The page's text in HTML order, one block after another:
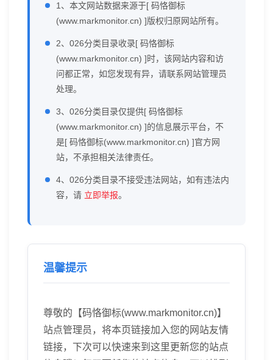
1、本文网站数据来源于[ 码恪御标
(www.markmonitor.cn) ]版权归原网站所有。
2、026分类目录收录[ 码恪御标
(www.markmonitor.cn) ]时，该网站内容和访
问都正常，如您发现有异，请联系网站管理员
处理。
3、026分类目录仅提供[ 码恪御标
(www.markmonitor.cn) ]的信息展示平台，不
是[ 码恪御标(www.markmonitor.cn) ]官方网
站，不承担相关法律责任。
4、026分类目录不接受违法网站，如有违法内
容，请 立即举报。
温馨提示
尊敬的【码恪御标(www.markmonitor.cn)】
站点管理员，将本页链接加入您的网站友情
链接，下次可以快速来到这里更新您的站点